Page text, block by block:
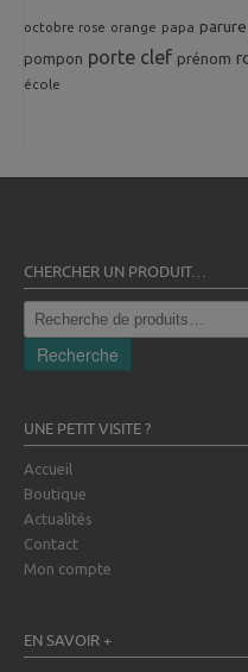
octobre rose orange papa parure
pompon porte clef prénom
école
CHERCHER UN PRODUIT…
Recherche
pour :
Recherche
UNE PETIT VISITE ?
Accueil
Boutique
Actualités
Contact
Mon compte
EN SAVOIR +